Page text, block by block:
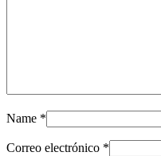
Name *
Correo electrónico *